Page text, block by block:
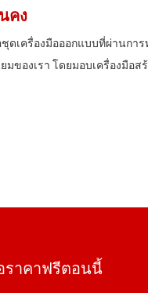
คง
ชุดเครื่องมือออกแบบที่ผ่านก
มของเรา โดยมอบเครื่องมือ
ราคาฟรีตอนนี้